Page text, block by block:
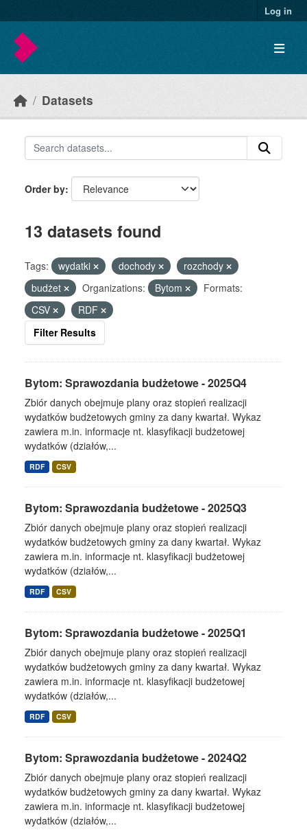
Log in
Datasets
Order by
13 datasets found
Tags: wydatki dochody
rozchody
budżet
Organizations: Bytom
Formats:
CSV
RDF
Filter Results
Bytom: Sprawozdania budżetowe - 2025Q4
Zbiór danych obejmuje plany oraz stopień realizacji
wydatków budżetowych gminy za dany kwartał. Wykaz
zawiera m.in. informacje nt. klasyfikacji budżetowej
wydatków (działów,...
RDF CSV
Bytom: Sprawozdania budżetowe - 2025Q3
Zbiór danych obejmuje plany oraz stopień realizacji
wydatków budżetowych gminy za dany kwartał. Wykaz
zawiera m.in. informacje nt. klasyfikacji budżetowej
wydatków (działów,...
RDF CSV
Bytom: Sprawozdania budżetowe - 2025Q1
Zbiór danych obejmuje plany oraz stopień realizacji
wydatków budżetowych gminy za dany kwartał. Wykaz
zawiera m.in. informacje nt. klasyfikacji budżetowej
wydatków (działów,...
RDF CSV
Bytom: Sprawozdania budżetowe - 2024Q2
Zbiór danych obejmuje plany oraz stopień realizacji
wydatków budżetowych gminy za dany kwartał. Wykaz
zawiera m.in. informacje nt. klasyfikacji budżetowej
wydatków (działów,...